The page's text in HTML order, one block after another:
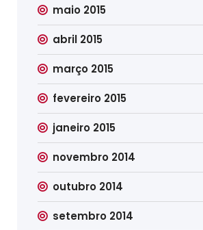
maio 2015
abril 2015
março 2015
fevereiro 2015
janeiro 2015
novembro 2014
outubro 2014
setembro 2014